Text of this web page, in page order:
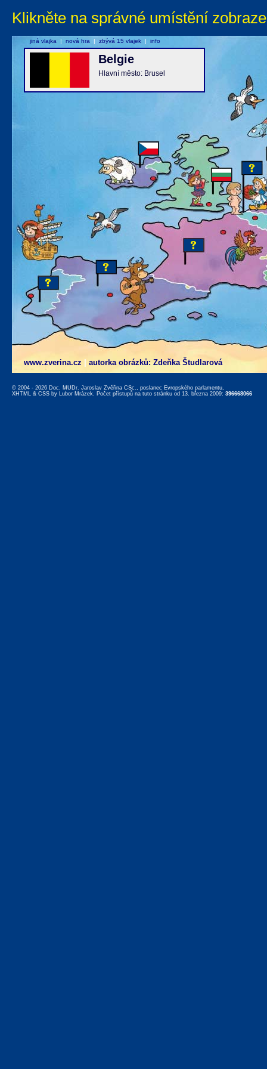
Klikněte na správné umístění
www.zverina.cz autorka obrázků: Zdeňka Študlarová
Belgie
Hlavní město: Brusel
jiná vlajka | nová hra | zbývá 15 vlajek | info
© 2004 - 2026 Doc. MUDr. Jaroslav Zvěřina CSc., poslanec Evropského parlamentu,
XHTML & CSS by Lubor Mrázek. Počet přístupů na tuto stránku od 13. března 2009: 396668066